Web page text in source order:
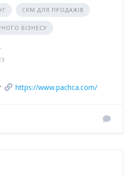
CRM ДЛЯ ПРОДАЖІВ
БІЗНЕСУ
https://www.pachca.com/